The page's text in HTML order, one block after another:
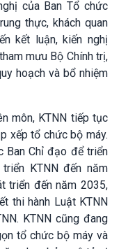
của Ban Tổ chức
thực, khách quan
kết luận, kiến nghị
mưu Bộ Chính trị,
hoạch và bổ nhiệm
môn, KTNN tiếp tục
xếp tổ chức bộ máy.
Ban Chỉ đạo để triển
KTNN đến năm
triển đến năm 2035,
thi hành Luật KTNN
KTNN cũng đang
tổ chức bộ máy và